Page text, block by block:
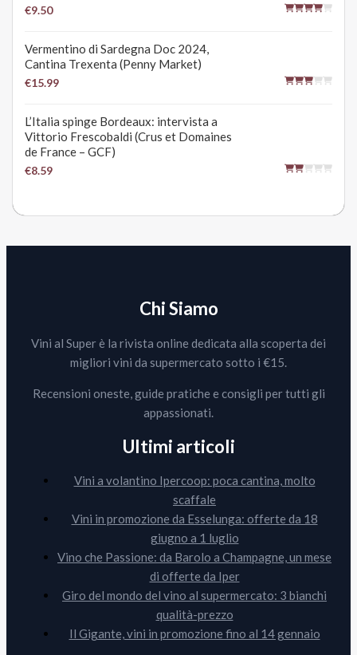
€9.50
Vermentino di Sardegna Doc 2024,
Cantina Trexenta (Penny Market)
€15.99
L’Italia spinge Bordeaux: intervista a
Vittorio Frescobaldi (Crus et Domaines
de France – GCF)
€8.59
Chi Siamo
Vini al Super è la rivista online dedicata alla scoperta dei
migliori vini da supermercato sotto i €15.
Recensioni oneste, guide pratiche e consigli per tutti gli
appassionati.
Ultimi articoli
Vini a volantino Ipercoop: poca cantina, molto
scaffale
Vini in promozione da Esselunga: offerte da 18
giugno a 1 luglio
Vino che Passione: da Barolo a Champagne, un mese
di offerte da Iper
Giro del mondo del vino al supermercato: 3 bianchi
qualità-prezzo
Il Gigante, vini in promozione fino al 14 gennaio